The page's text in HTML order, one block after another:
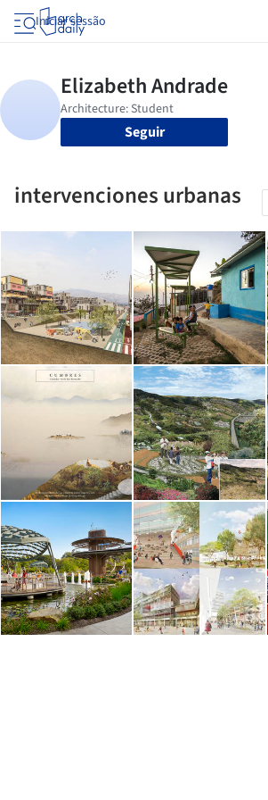
Iniciar sessão
Seguir
intervenciones urbanas